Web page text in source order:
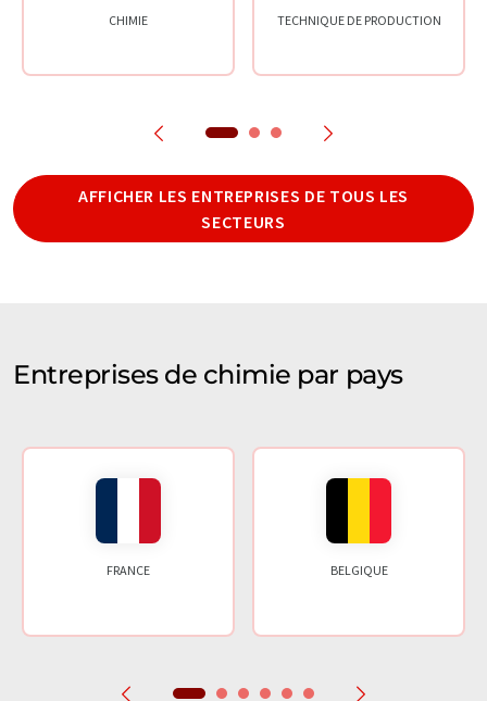
CHIMIE TECHNIQUE DE PRODUCTION
AFFICHER LES ENTREPRISES DE TOUS LES
SECTEURS
Entreprises de chimie par pays
FRANCE BELGIQUE